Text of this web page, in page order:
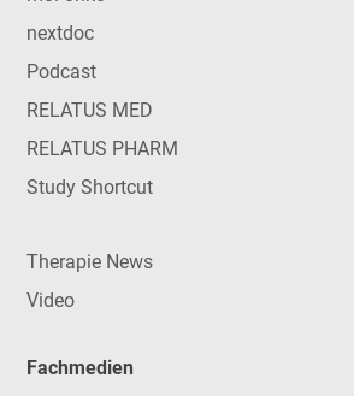
nextdoc
Podcast
RELATUS MED
RELATUS PHARM
Study Shortcut
Therapie News
Video
Fachmedien